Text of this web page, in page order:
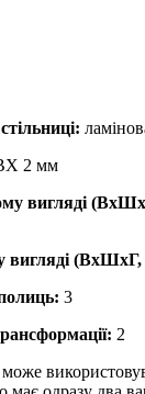
:
2 мм
вигляді
вигляді
3
2